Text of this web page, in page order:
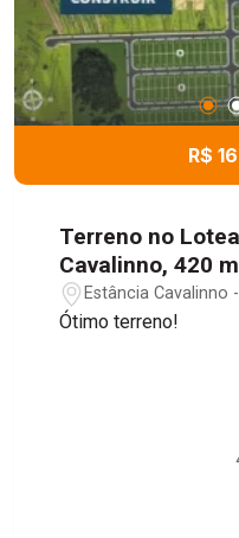
R$
Terreno no
Cavalinno, 420
Estância Cavalinno
Ótimo terreno!